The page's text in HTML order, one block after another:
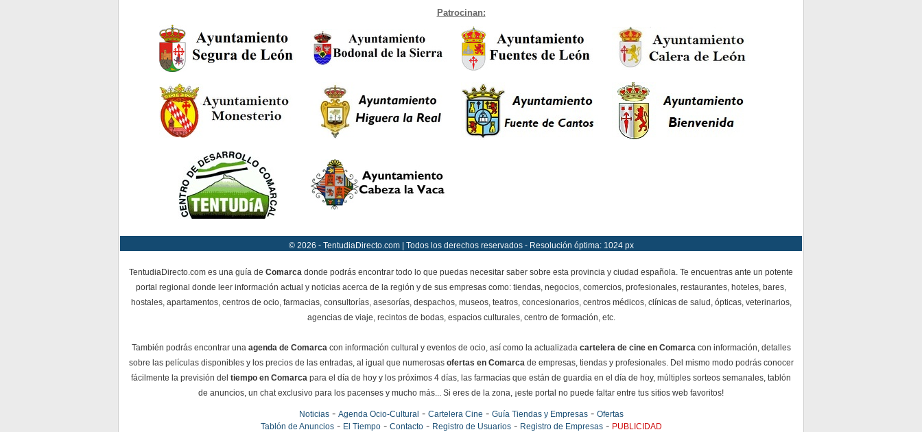
Patrocinan:
© 2026 - TentudiaDirecto.com | Todos los derechos reservados - Resolución óptima: 1024 px
TentudiaDirecto.com es una guía de Comarca donde podrás encontrar todo lo que puedas necesitar saber sobre esta provincia y ciudad española. Te encuentras ante un potente
portal regional donde leer información actual y noticias acerca de la región y de sus empresas como: tiendas, negocios, comercios, profesionales, restaurantes, hoteles, bares,
hostales, apartamentos, centros de ocio, farmacias, consultorías, asesorías, despachos, museos, teatros, concesionarios, centros médicos, clínicas de salud, ópticas, veterinarios,
agencias de viaje, recintos de bodas, espacios culturales, centro de formación, etc.
También podrás encontrar una agenda de Comarcacon información cultural y eventos de ocio, así como la actualizada cartelera de cine en Comarcacon información, detalles
sobre las películas disponibles y los precios de las entradas, al igual que numerosas ofertas en Comarcade empresas, tiendas y profesionales. Del mismo modo podrás conocer
fácilmente la previsión del tiempo en Comarca para el día de hoy y los próximos 4 días, las farmacias que están de guardia en el día de hoy, múltiples sorteos semanales, tablón
de anuncios, un chat exclusivo para los pacenses y mucho más... Si eres de la zona, ¡este portal no puede faltar entre tus sitios web favoritos!
Noticias- Agenda Ocio-Cultural - Cartelera Cine - Guía Tiendas y Empresas- Ofertas
Tablón de Anuncios- El Tiempo- Contacto- Registro de Usuarios- Registro de Empresas- PUBLICIDAD